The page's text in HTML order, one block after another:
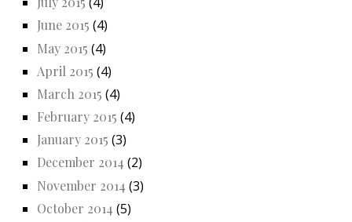
June 2015 (4)
May 2015 (4)
April 2015 (4)
March 2015 (4)
February 2015 (4)
January 2015 (3)
December 2014 (2)
November 2014 (3)
October 2014 (5)